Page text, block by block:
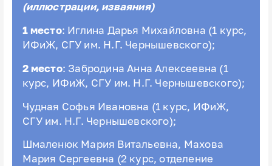
(иллюстрации, изваяния)
1 место: Иглина Дарья Михайловна (1 курс,
ИФиЖ, СГУ им. Н.Г. Чернышевского);
2 место: Забродина Анна Алексеевна (1
курс, ИФиЖ, СГУ им. Н.Г. Чернышевского);
Чудная Софья Ивановна (1 курс, ИФиЖ,
СГУ им. Н.Г. Чернышевского);
Шмаленюк Мария Витальевна, Махова
Мария Сергеевна (2 курс, отделение